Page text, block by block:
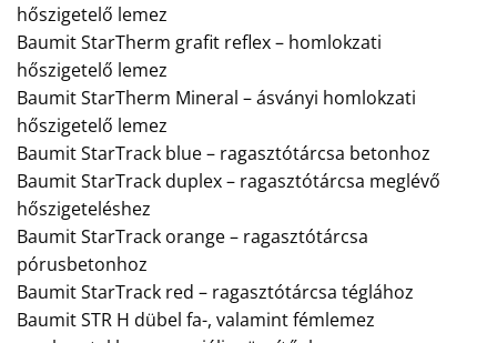
hőszigetelő lemez
Baumit StarTherm grafit reflex – homlokzati
hőszigetelő lemez
Baumit StarTherm Mineral – ásványi homlokzati
hőszigetelő lemez
Baumit StarTrack blue – ragasztótárcsa betonhoz
Baumit StarTrack duplex – ragasztótárcsa meglévő
hőszigeteléshez
Baumit StarTrack orange – ragasztótárcsa
pórusbetonhoz
Baumit StarTrack red – ragasztótárcsa téglához
Baumit STR H dübel fa-, valamint fémlemez